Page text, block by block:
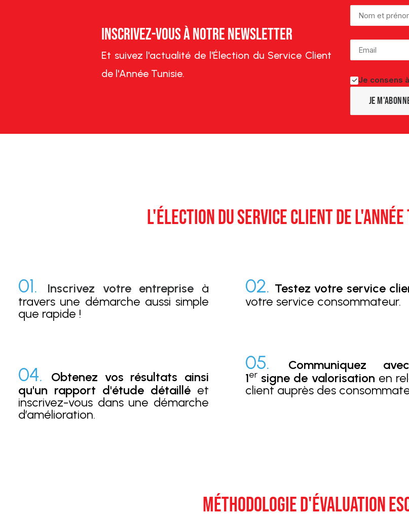
Inscrivez-vous à notre Newsletter
Et suivez l'actualité de l'Élection du Service Client
de l'Année Tunisie.
Je consens
L'ÉLECTION DU SERVICE CLIENT DE
01. Inscrivez votre entreprise à
travers une démarche aussi simple
que rapide !
04.
Obtenez vos résultats ainsi
qu'un rapport d'étude détaillé et
inscrivez-vous dans une démarche
d’amélioration.
02. Testez votre service
votre service consommateur.
05.
Communiquez
1er signe de valorisation en
client auprès des
MÉTHODOLOGIE D'ÉVALUATION